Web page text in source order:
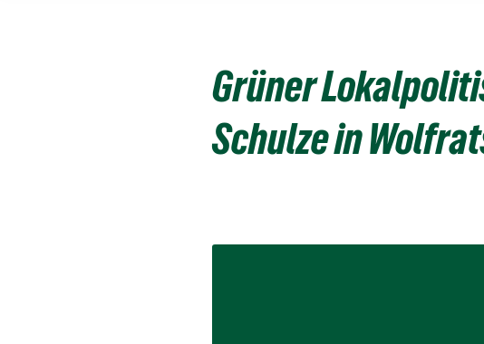
Grüner
Schulze in